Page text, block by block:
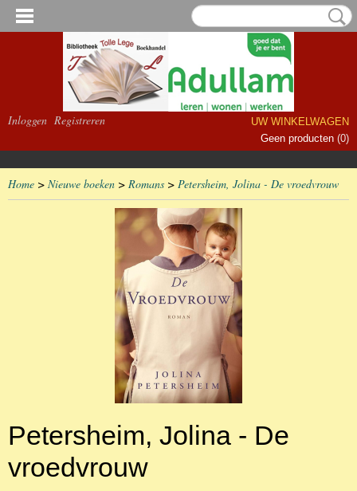
Inloggen Registreren
UW WINKELWAGEN
Geen producten (0)
Home > Nieuwe boeken > Romans > Petersheim, Jolina - De vroedvrouw
Petersheim, Jolina - De
vroedvrouw